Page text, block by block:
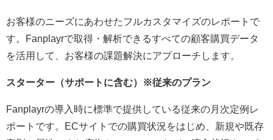
お客様のニーズにあわせたフルカスタマイズのレポートで
す。Fanplayrで取得・解析できるすべての顧客購買データ
を活用して、お客様の課題解決にアプローチします。
スターター（サポートに含む）※従来のプラン
Fanplayrの導入時に標準で提供している従来の月次定例レ
ポートです。ECサイトでの購買状況をはじめ、新規や既存